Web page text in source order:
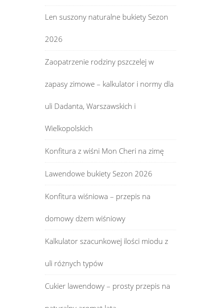
Len suszony naturalne bukiety Sezon
2026
Zaopatrzenie rodziny pszczelej w
zapasy zimowe – kalkulator i normy dla
uli Dadanta, Warszawskich i
Wielkopolskich
Konfitura z wiśni Mon Cheri na zimę
Lawendowe bukiety Sezon 2026
Konfitura wiśniowa – przepis na
domowy dżem wiśniowy
Kalkulator szacunkowej ilości miodu z
uli różnych typów
Cukier lawendowy – prosty przepis na